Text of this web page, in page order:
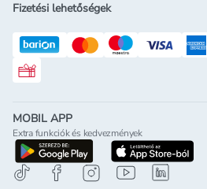
Fizetési lehetőségek
Rossmann ajándékkártya
MOBIL APP
Extra funkciók és kedvezmények
letöltés a google-